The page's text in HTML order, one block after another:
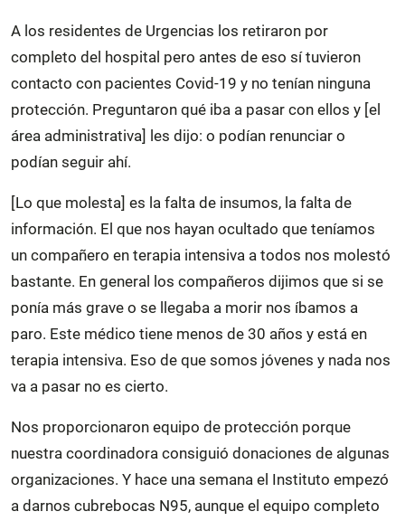
A los residentes de Urgencias los retiraron por
completo del hospital pero antes de eso sí tuvieron
contacto con pacientes Covid-19 y no tenían ninguna
protección. Preguntaron qué iba a pasar con ellos y [el
área administrativa] les dijo: o podían renunciar o
podían seguir ahí.
[Lo que molesta] es la falta de insumos, la falta de
información. El que nos hayan ocultado que teníamos
un compañero en terapia intensiva a todos nos molestó
bastante. En general los compañeros dijimos que si se
ponía más grave o se llegaba a morir nos íbamos a
paro. Este médico tiene menos de 30 años y está en
terapia intensiva. Eso de que somos jóvenes y nada nos
va a pasar no es cierto.
Nos proporcionaron equipo de protección porque
nuestra coordinadora consiguió donaciones de algunas
organizaciones. Y hace una semana el Instituto empezó
a darnos cubrebocas N95, aunque el equipo completo